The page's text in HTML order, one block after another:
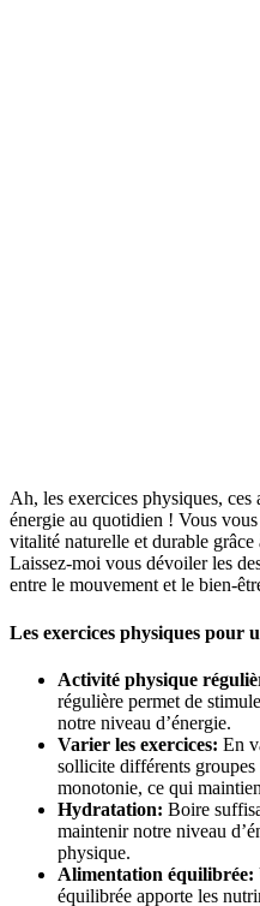
Ah, les exercices physiques, ces
énergie au quotidien ! Vous
vitalité naturelle et durable
Laissez-moi vous dévoiler les
entre le mouvement et le bien-
Les exercices physiques pour
Activité physique
régulière permet de
notre niveau d’énergie.
Varier les exercices: En
sollicite différents
monotonie, ce qui
Hydratation: Boire
maintenir notre niveau
physique.
Alimentation équilibrée:
équilibrée apporte les